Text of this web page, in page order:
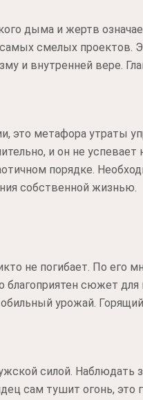
дыма и жертв
самых смелых проектов.
и внутренней вере.
это метафора утраты
и он не успевает
порядке.
собственной жизнью.
не погибает. По его
благоприятен сюжет для
урожай.
силой. Наблюдать
сам тушит огонь, это